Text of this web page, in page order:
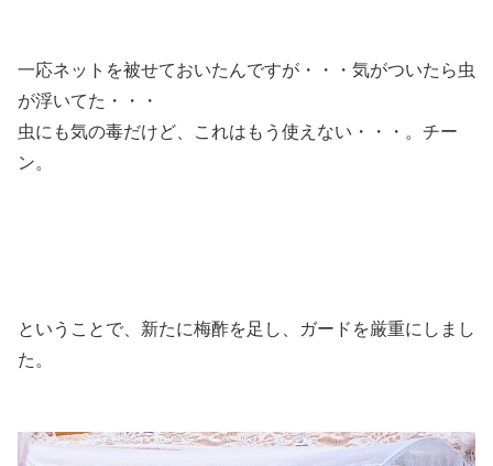
一応ネットを被せておいたんですが・・・気がついたら虫
が浮いてた・・・
虫にも気の毒だけど、これはもう使えない・・・。チー
ン。
ということで、新たに梅酢を足し、ガードを厳重にしまし
た。